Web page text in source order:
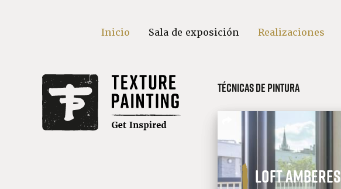
Inicio Sala de exposición Realizaciones
Técnicas de pintura
Loft Amberes